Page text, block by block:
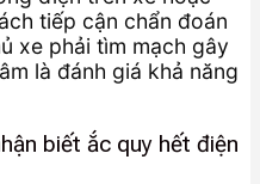
tiếp cận chẩn đoán
xe phải tìm mạch gây
là đánh giá khả năng
biết ắc quy hết điện